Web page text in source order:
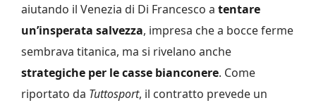
aiutando il Venezia di Di Francesco a tentare
un’insperata salvezza, impresa che a bocce ferme
sembrava titanica, ma si rivelano anche
strategiche per le casse bianconere. Come
riportato da Tuttosport, il contratto prevede un